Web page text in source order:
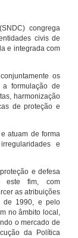
congrega
civis de
e integrada com
os
a formulação de
harmonização
de proteção e
atuam de forma
e
e defesa
este fim, com
as atribuições
de 1990, e pelo
no âmbito local,
o mercado de
da Política